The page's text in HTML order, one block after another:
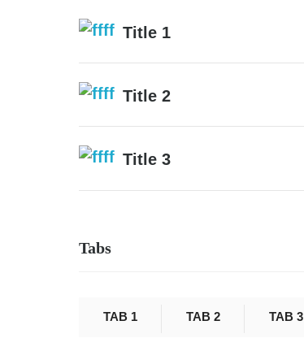
Title 1
Title 2
Title 3
Tabs
TAB 1 TAB 2 TAB 3